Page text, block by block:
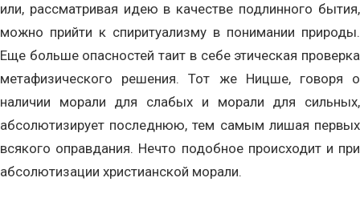
или, рассматривая идею в качестве подлинного бытия,
можно прийти к спиритуализму в понимании природы.
Еще больше опасностей таит в себе этическая проверка
метафизического решения. Тот же Ницше, говоря о
наличии морали для слабых и морали для сильных,
абсолютизирует последнюю, тем самым лишая первых
всякого оправдания. Нечто подобное происходит и при
абсолютизации христианской морали.